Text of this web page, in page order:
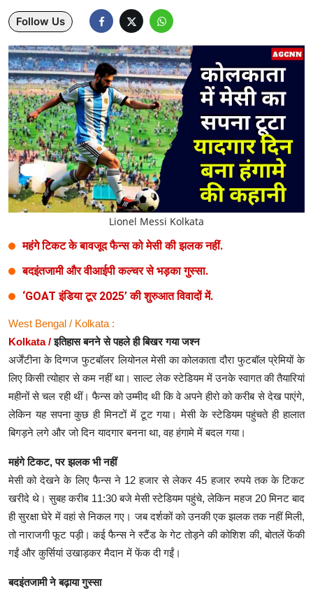
Lifestyle
Health
Development
Career
Literature
Tour & Travel
History Speaks
About Us
Contact Us
Follow Us
Lionel Messi Kolkata
महंगे टिकट के बावजूद फैन्स को मेसी की झलक नहीं.
बदइंतजामी और वीआईपी कल्चर से भड़का गुस्सा.
‘GOAT इंडिया टूर 2025’ की शुरुआत विवादों में.
West Bengal / Kolkata :
Kolkata /इतिहास बनने से पहले ही बिखर गया जश्न
अर्जेंटीना के दिग्गज फुटबॉलर लियोनल मेसी का कोलकाता दौरा फुटबॉल प्रेमियों के
लिए किसी त्योहार से कम नहीं था। साल्ट लेक स्टेडियम में उनके स्वागत की तैयारियां
महीनों से चल रही थीं। फैन्स को उम्मीद थी कि वे अपने हीरो को करीब से देख पाएंगे,
लेकिन यह सपना कुछ ही मिनटों में टूट गया। मेसी के स्टेडियम पहुंचते ही हालात
बिगड़ने लगे और जो दिन यादगार बनना था, वह हंगामे में बदल गया।
महंगे टिकट, पर झलक भी नहीं
मेसी को देखने के लिए फैन्स ने 12 हजार से लेकर 45 हजार रुपये तक के टिकट
खरीदे थे। सुबह करीब 11:30 बजे मेसी स्टेडियम पहुंचे, लेकिन महज 20 मिनट बाद
ही सुरक्षा घेरे में वहां से निकल गए। जब दर्शकों को उनकी एक झलक तक नहीं मिली,
तो नाराजगी फूट पड़ी। कई फैन्स ने स्टैंड के गेट तोड़ने की कोशिश की, बोतलें फेंकी
गईं और कुर्सियां उखाड़कर मैदान में फेंक दी गईं।
बदइंतजामी ने बढ़ाया गुस्सा